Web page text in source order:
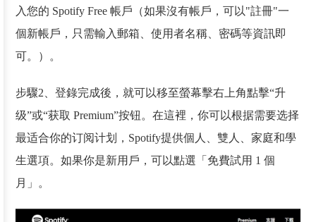
入您的 Spotify Free 帳戶（如果沒有帳戶，可以"註冊"一
個新帳戶，只需輸入郵箱、使用者名稱、密碼等資訊即
可。）。
步驟2、登錄完成後，就可以移至螢幕擊右上角點擊“升
级”或“获取 Premium”按钮。在這裡，你可以根据需要选择
最适合你的订阅计划，Spotify提供個人、雙人、家庭和學
生選項。如果你是新用戶，可以點選「免費試用 1 個
月」。